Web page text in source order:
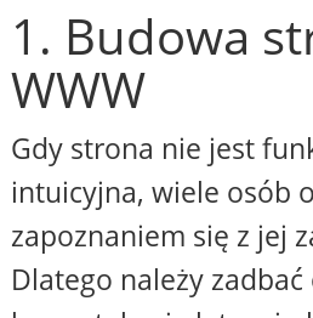
1. Budowa
WWW
Gdy strona nie jest
intuicyjna, wiele osób
zapoznaniem się z jej
Dlatego należy